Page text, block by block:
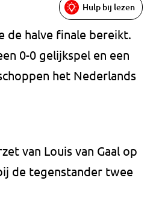
Hulp bij lezen
de halve finale bereikt.
0-0 gelijkspel en een
het Nederlands
van Louis van Gaal op
de tegenstander twee